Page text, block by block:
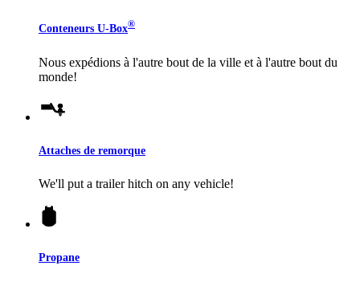
Conteneurs U-Box®
Nous expédions à l'autre bout de la ville et à l'autre bout du
monde!
Attaches de remorque
We'll put a trailer hitch on any vehicle!
Propane